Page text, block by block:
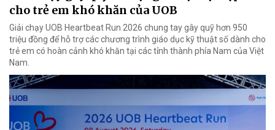
cho trẻ em khó khăn của UOB
Giải chạy UOB Heartbeat Run 2026 chung tay gây quỹ hơn 950
triệu đồng để hỗ trợ các chương trình giáo dục kỹ thuật số dành cho
trẻ em có hoàn cảnh khó khăn tại các tỉnh thành phía Nam của Việt
Nam.